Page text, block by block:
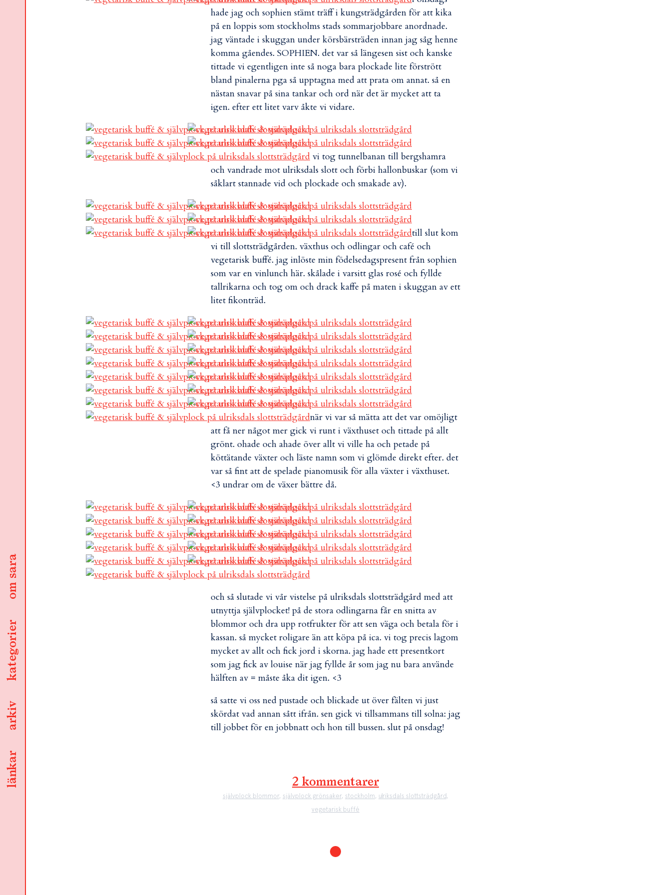
länkar
arkiv
kategorier
om sara
hade jag och sophien stämt träff i kungsträdgården för att kika
på en loppis som stockholms stads sommarjobbare anordnade.
jag väntade i skuggan under körsbärsträden innan jag såg henne
komma gåendes. SOPHIEN. det var så längesen sist och kanske
tittade vi egentligen inte så noga bara plockade lite förstrött
bland pinalerna pga så upptagna med att prata om annat. så en
nästan snavar på sina tankar och ord när det är mycket att ta
igen. efter ett litet varv åkte vi vidare.
vi tog tunnelbanan till bergshamra
och vandrade mot ulriksdals slott och förbi hallonbuskar (som vi
såklart stannade vid och plockade och smakade av).
till slut kom
vi till slottsträdgården. växthus och odlingar och café och
vegetarisk buffé. jag inlöste min födelsedagspresent från sophien
som var en vinlunch här. skålade i varsitt glas rosé och fyllde
tallrikarna och tog om och drack kaffe på maten i skuggan av ett
litet fikonträd.
när vi var så mätta att det var omöjligt
att få ner något mer gick vi runt i växthuset och tittade på allt
grönt. ohade och ahade över allt vi ville ha och petade på
köttätande växter och läste namn som vi glömde direkt efter. det
var så fint att de spelade pianomusik för alla växter i växthuset.
<3 undrar om de växer bättre då.
och så slutade vi vår vistelse på ulriksdals slottsträdgård med att
utnyttja självplocket! på de stora odlingarna får en snitta av
blommor och dra upp rotfrukter för att sen väga och betala för i
kassan. så mycket roligare än att köpa på ica. vi tog precis lagom
mycket av allt och fick jord i skorna. jag hade ett presentkort
som jag fick av louise när jag fyllde år som jag nu bara använde
hälften av = måste åka dit igen. <3
så satte vi oss ned pustade och blickade ut över fälten vi just
skördat vad annan sått ifrån. sen gick vi tillsammans till solna: jag
till jobbet för en jobbnatt och hon till bussen. slut på onsdag!
2 kommentarer
självplock blommor, självplock grönsaker, stockholm, ulriksdals slottsträdgård,
vegetarisk buffé